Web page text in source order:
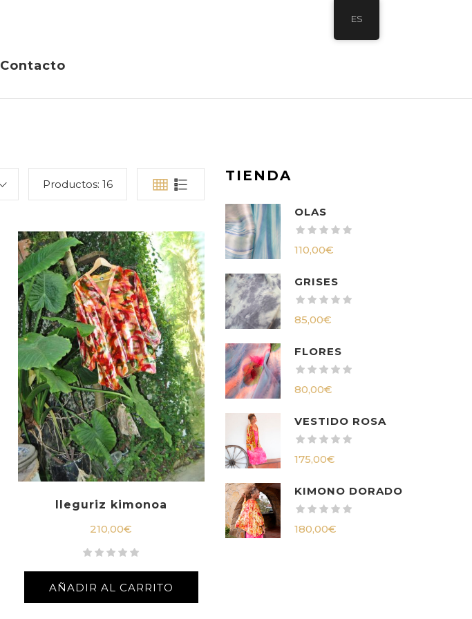
Contacto
Productos: 16
Ileguriz kimonoa
210,00€
AÑADIR AL CARRITO
TIENDA
OLAS
110,00€
GRISES
85,00€
FLORES
80,00€
VESTIDO ROSA
175,00€
KIMONO DORADO
180,00€
ES